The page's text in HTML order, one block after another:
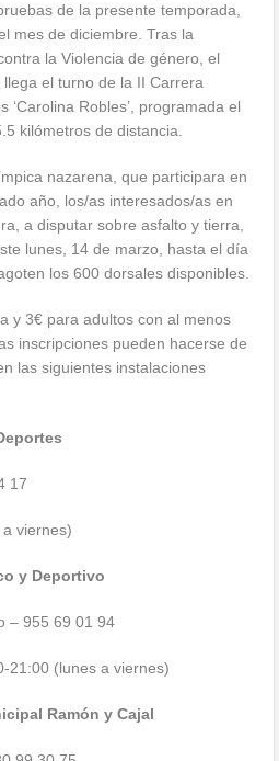
de la presente temporada,
mes de diciembre. Tras la
la Violencia de género, el
el turno de la II Carrera
‘Carolina Robles’, programada el
kilómetros de distancia.
nazarena, que participara en
año, los/as interesados/as en
a disputar sobre asfalto y tierra,
lunes, 14 de marzo, hasta el día
los 600 dorsales disponibles.
y 3€ para adultos con al menos
inscripciones pueden hacerse de
las siguientes instalaciones
17
viernes)
y Deportivo
– 955 69 01 94
21:00 (lunes a viernes)
Ramón y Cajal